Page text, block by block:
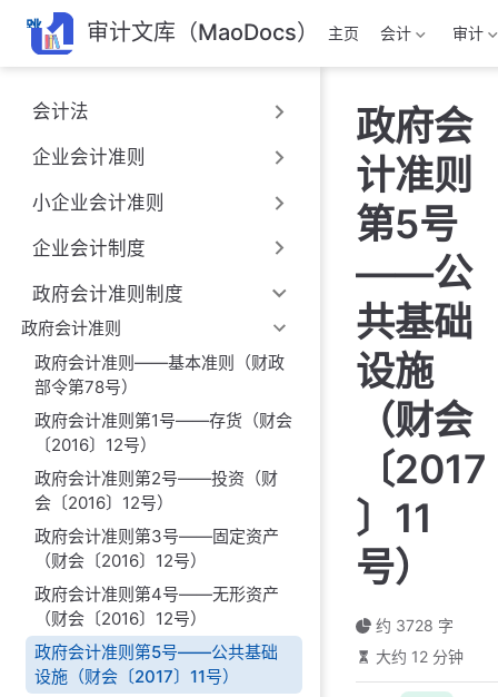
跳
至
主
內
容
审计文库（MaoDocs） 主页 会计 审计
会计法
企业会计准则
小企业会计准则
企业会计制度
政府会计准则制度
政府会计准则
政府会计准则——基本准则（财政
部令第78号）
政府会计准则第1号——存货（财会
〔2016〕12号）
政府会计准则第2号——投资（财
会〔2016〕12号）
政府会计准则第3号——固定资产
（财会〔2016〕12号）
政府会计准则第4号——无形资产
（财会〔2016〕12号）
政府会计准则第5号——公共基础
设施（财会〔2017〕11号）
政府会
计准则
第5号
——公
共基础
设施
（财会
〔2017
〕11
号）
约 3728 字
大约 12 分钟